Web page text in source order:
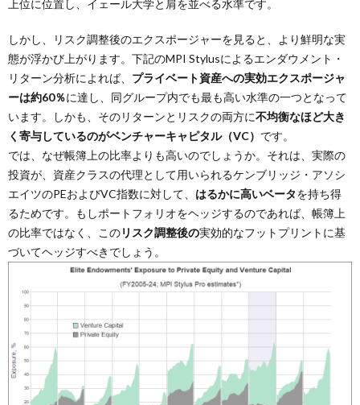
上位に位置し、イェール大学と肩を並べる水準です。
しかし、リスク調整後のエクスポージャーを見ると、より鮮明な実
態が浮かび上がります。下記のMPI Stylusによるエンダウメント・
リターン分析によれば、 プライベート資産への実効エクスポージャ
ーは約60％に達し、同グループ内でも最も高い水準の一つとなって
います。しかも、そのリターンとリスクの両方に不均衡なほど大き
く寄与しているのがベンチャーキャピタル（VC） です。
では、なぜ帳簿上の比率よりも高いのでしょうか。それは、実際の
投資が、資産クラスの代理として用いられるケンブリッジ・アソシ
エイツのPEおよびVC指数に対して、 はるかに高いベータを持ち得
るためです。もしポートフォリオをヘッジするのであれば、帳簿上
の比率ではなく、このリスク調整後の実効的なフットプリントに基
づいてヘッジすべきでしょう。